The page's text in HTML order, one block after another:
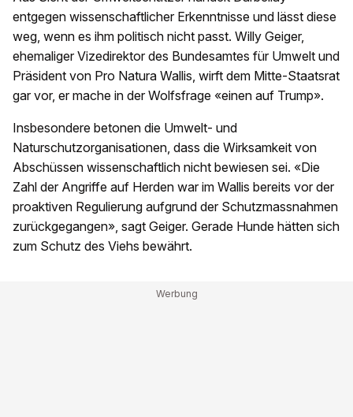
entgegen wissenschaftlicher Erkenntnisse und lässt diese
weg, wenn es ihm politisch nicht passt. Willy Geiger,
ehemaliger Vizedirektor des Bundesamtes für Umwelt und
Präsident von Pro Natura Wallis, wirft dem Mitte-Staatsrat
gar vor, er mache in der Wolfsfrage «einen auf Trump».
Insbesondere betonen die Umwelt- und
Naturschutzorganisationen, dass die Wirksamkeit von
Abschüssen wissenschaftlich nicht bewiesen sei. «Die
Zahl der Angriffe auf Herden war im Wallis bereits vor der
proaktiven Regulierung aufgrund der Schutzmassnahmen
zurückgegangen», sagt Geiger. Gerade Hunde hätten sich
zum Schutz des Viehs bewährt.